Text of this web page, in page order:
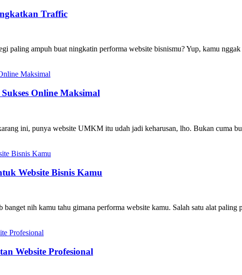
Traffic
paling ampuh buat ningkatin performa website bisnismu? Yup, kamu
Online Maksimal
ini, punya website UMKM itu udah jadi keharusan, lho. Bukan cuma
Website Bisnis Kamu
nih kamu tahu gimana performa website kamu. Salah satu alat
Website Profesional